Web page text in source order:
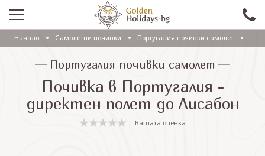
ПРОМО
EКСКУРЗИИ СЪС САМОЛЕТ
ЕКСКУРЗИИ С АВТОБУС
САМОЛЕТНИ ПОЧИВКИ
Начало Самолетни почивки Португалия почивки самолет
Португалия почивки самолет
Почивка в Португалия -
директен полет до Лисабон
Вашата оценка